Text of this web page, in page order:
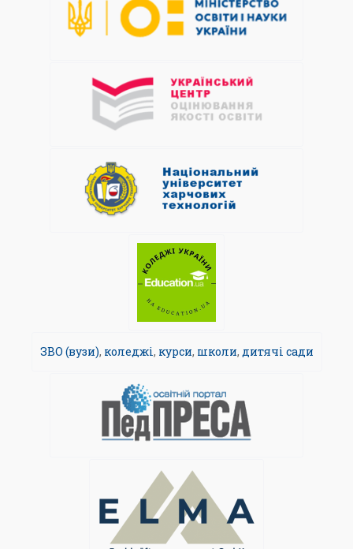
ЗВО (вузи), коледжі, курси, школи, дитячі сади